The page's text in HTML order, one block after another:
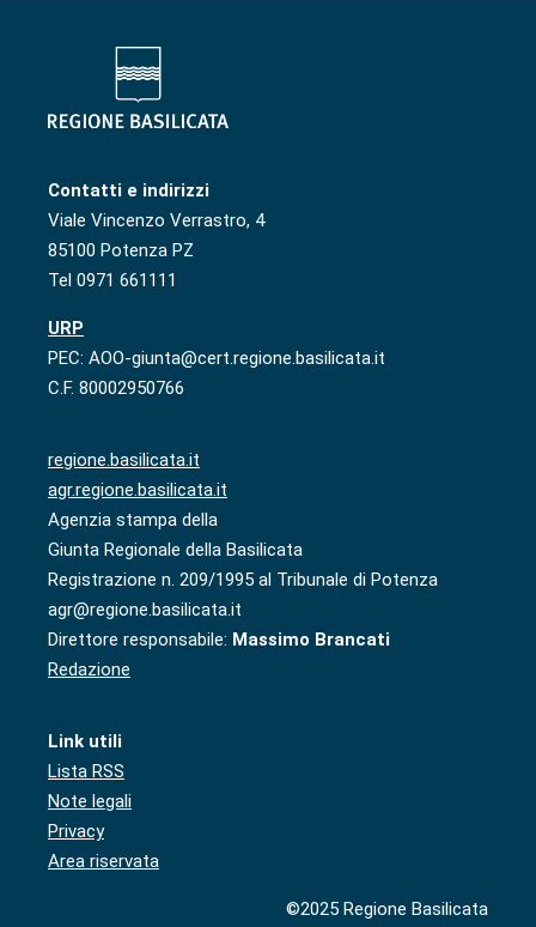
Contatti e indirizzi
Viale Vincenzo Verrastro, 4
85100 Potenza PZ
Tel 0971 661111
URP
PEC: AOO-giunta@cert.regione.basilicata.it
C.F. 80002950766
regione.basilicata.it
agr.regione.basilicata.it
Agenzia stampa della
Giunta Regionale della Basilicata
Registrazione n. 209/1995 al Tribunale di Potenza
agr@regione.basilicata.it
Direttore responsabile: Massimo Brancati
Redazione
Link utili
Lista RSS
Note legali
Privacy
Area riservata
©2025 Regione Basilicata